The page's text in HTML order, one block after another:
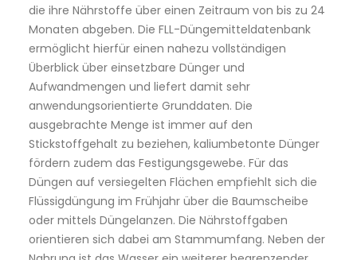
die ihre Nährstoffe über einen Zeitraum von bis zu 24
Monaten abgeben. Die FLL-Düngemitteldatenbank
ermöglicht hierfür einen nahezu vollständigen
Überblick über einsetzbare Dünger und
Aufwandmengen und liefert damit sehr
anwendungsorientierte Grunddaten. Die
ausgebrachte Menge ist immer auf den
Stickstoffgehalt zu beziehen, kaliumbetonte Dünger
fördern zudem das Festigungsgewebe. Für das
Düngen auf versiegelten Flächen empfiehlt sich die
Flüssigdüngung im Frühjahr über die Baumscheibe
oder mittels Düngelanzen. Die Nährstoffgaben
orientieren sich dabei am Stammumfang. Neben der